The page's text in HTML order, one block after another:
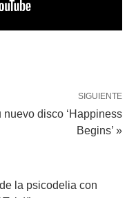
SIGUIENTE
disco ‘Happiness
Begins’ »
la psicodelia con